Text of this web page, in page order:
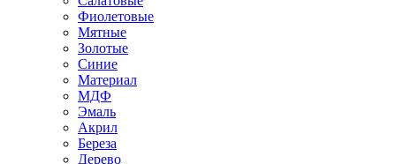
Фиолетовые
Мятные
Золотые
Синие
Материал
МДФ
Эмаль
Акрил
Береза
Дерево